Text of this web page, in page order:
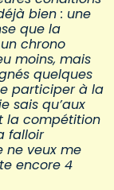
bien : une
que la
chrono
moins, mais
quelques
participer à la
sais qu’aux
la compétition
falloir
ne veux me
encore 4